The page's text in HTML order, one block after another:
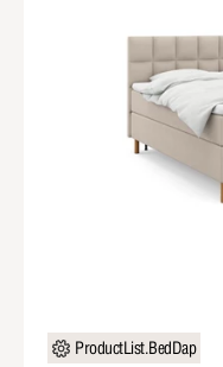
ProductList.BedDap